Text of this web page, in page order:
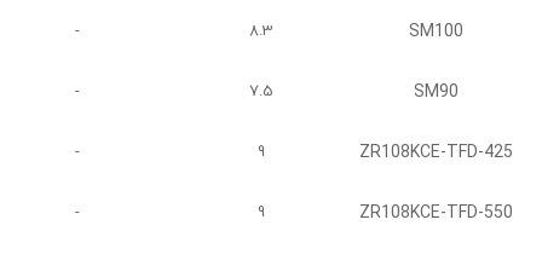
SM100
8.3
-
SM90
7.5
-
ZR108KCE-TFD-425
9
-
ZR108KCE-TFD-550
9
-